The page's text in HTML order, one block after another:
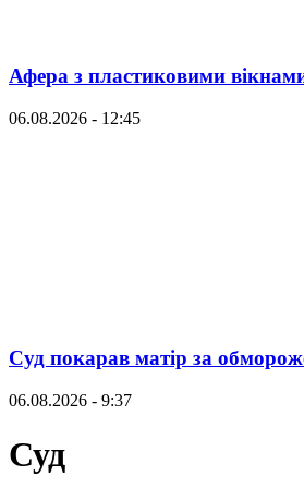
Афера з пластиковими
06.08.2026 - 12:45
Суд покарав матір за
06.08.2026 - 9:37
Суд